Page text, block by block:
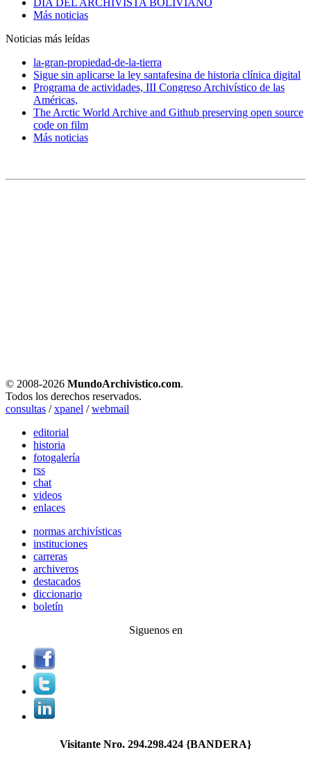
DÍA DEL ARCHIVISTA BOLIVIANO
Más noticias
Noticias más leídas
la-gran-propiedad-de-la-tierra
Sigue sin aplicarse la ley santafesina de historia clínica digital
Programa de actividades, III Congreso Archivístico de las
Américas,
The Arctic World Archive and Github preserving open source
code on film
Más noticias
© 2008-2026 MundoArchivistico.com.
Todos los derechos reservados.
consultas /xpanel /webmail
editorial
historia
fotogalería
rss
chat
videos
enlaces
normas archivísticas
instituciones
carreras
archiveros
destacados
diccionario
boletín
Siguenos en
Visitante Nro. 294.298.424 {BANDERA}